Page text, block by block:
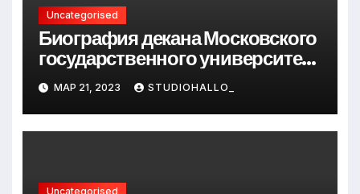
Uncategorised
Биография декана Московского
государственного университета
Андрея Сидорова — от студента
до руководителя
МАР 21, 2023 STUDIOHALLO_
Uncategorised